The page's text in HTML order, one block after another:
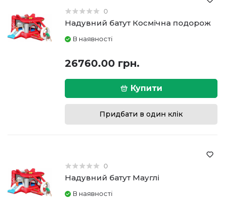
0
Надувний батут Космічна подорож
В наявності
26760.00 грн.
Купити
Придбати в один клік
0
Надувний батут Мауглі
В наявності